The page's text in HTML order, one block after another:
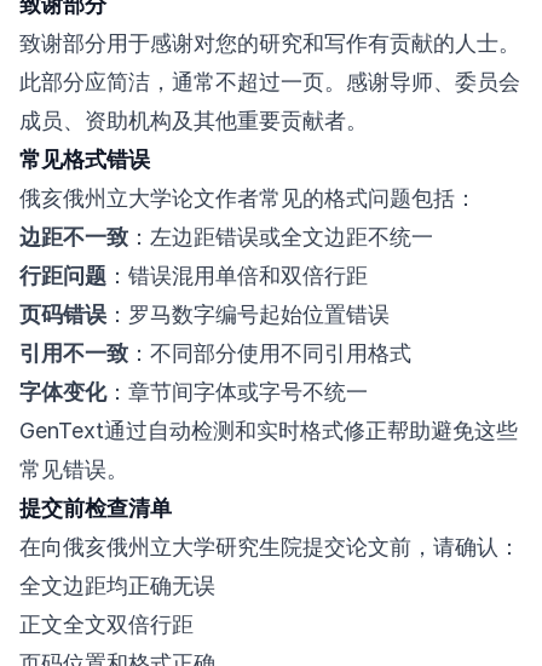
致谢部分用于感谢对您的研究和写作有贡献的人士。
此部分应简洁，通常不超过一页。感谢导师、委员会
成员、资助机构及其他重要贡献者。
常见格式错误
俄亥俄州立大学论文作者常见的格式问题包括：
边距不一致 ：左边距错误或全文边距不统一
行距问题 ：错误混用单倍和双倍行距
页码错误 ：罗马数字编号起始位置错误
引用不一致 ：不同部分使用不同引用格式
字体变化：章节间字体或字号不统一
GenText通过自动检测和实时格式修正帮助避免这些
常见错误。
提交前检查清单
在向俄亥俄州立大学研究生院提交论文前，请确认：
全文边距均正确无误
正文全文双倍行距